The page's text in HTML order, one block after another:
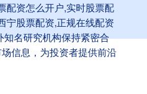
配资怎么开户,实时股票配
宁股票配资,正规在线配资
名研究机构保持紧密合
信息，为投资者提供前沿